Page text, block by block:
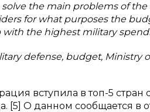
the main problems of
for what purposes the
with the highest military
defense, budget, Ministry
вступила в топ-5
[5] О данном сообщается в